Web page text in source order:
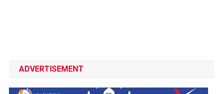
ADVERTISEMENT